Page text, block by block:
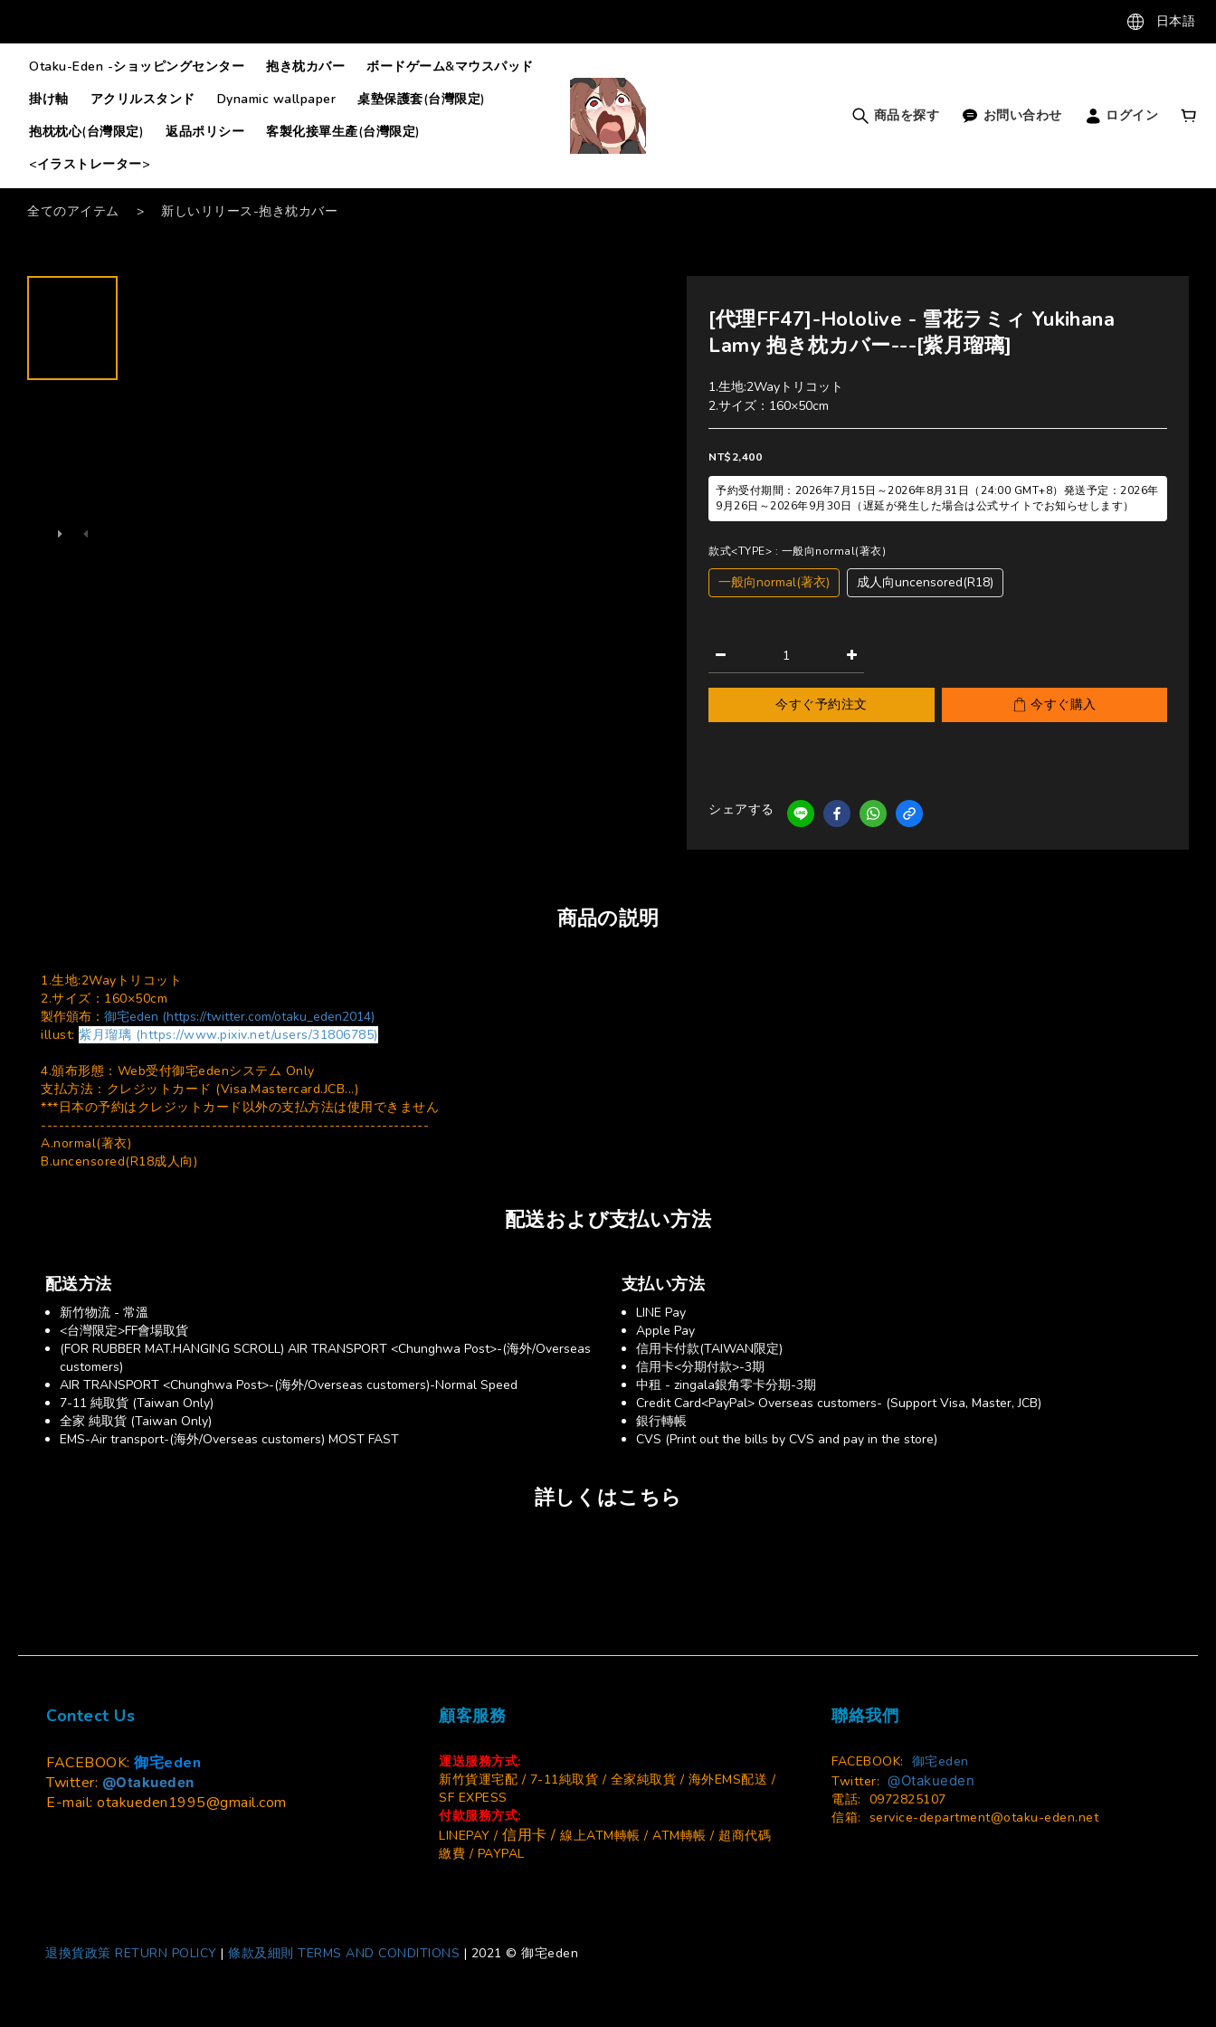
日本語
Otaku-Eden -ショッピングセンター 抱き枕カバー
ボードゲーム&マウスパッド
掛け軸
アクリルスタンド Dynamic wallpaper
桌墊保護套(台灣限定)
抱枕枕心(台灣限定)
返品ポリシー
客製化接單生產(台灣限定)
<イラストレーター>
商品を探す お問い合わせ ログイン
全てのアイテム > 新しいリリース-抱き枕カバー
[代理FF47]-Hololive - 雪花ラミィ Yukihana
Lamy 抱き枕カバー---[紫月瑠璃]
1.生地:2Wayトリコット
2.サイズ：160×50cm
NT$2,400
予約受付期間：2026年7月15日～2026年8月31日（24:00 GMT+8）発送予定：2026年
9月26日～2026年9月30日（遅延が発生した場合は公式サイトでお知らせします）
款式<TYPE> : 一般向normal(著衣)
一般向normal(著衣) 成人向uncensored(R18)
今すぐ予約注文 今すぐ購入
シェアする
商品の説明
1.生地:2Wayトリコット
2.サイズ：160×50cm
製作頒布： 御宅eden (https://twitter.com/otaku_eden2014)
illust: 紫月瑠璃 (https://www.pixiv.net/users/31806785)
4.頒布形態：Web受付御宅edenシステム Only
支払方法：クレジットカード (Visa.Mastercard.JCB...)
***日本の予約はクレジットカード以外の支払方法は使用できません
------------------------------------------------------------------
A.normal(著衣)
B.uncensored(R18成人向)
配送および支払い方法
配送方法
新竹物流 - 常溫
<台灣限定>FF會場取貨
(FOR RUBBER MAT.HANGING SCROLL) AIR TRANSPORT <Chunghwa Post>-(海外/Overseas
customers)
AIR TRANSPORT <Chunghwa Post>-(海外/Overseas customers)-Normal Speed
7-11 純取貨 (Taiwan Only)
全家 純取貨 (Taiwan Only)
EMS-Air transport-(海外/Overseas customers) MOST FAST
支払い方法
LINE Pay
Apple Pay
信用卡付款(TAIWAN限定)
信用卡<分期付款>-3期
中租 - zingala銀角零卡分期-3期
Credit Card<PayPal> Overseas customers- (Support Visa, Master, JCB)
銀行轉帳
CVS (Print out the bills by CVS and pay in the store)
詳しくはこちら
Contect Us
FACEBOOK: 御宅eden
Twitter: @Otakueden
E-mail: otakueden1995@gmail.com
顧客服務
運送服務方式:
新竹貨運宅配 / 7-11純取貨 / 全家純取貨 / 海外EMS配送 /
SF EXPESS
付款服務方式:
LINEPAY / 信用卡 / 線上ATM轉帳 / ATM轉帳 / 超商代碼
繳費 / PAYPAL
聯絡我們
FACEBOOK: 御宅eden
Twitter: @Otakueden
電話: 0972825107
信箱: service-department@otaku-eden.net
退換貨政策 RETURN POLICY | 條款及細則 TERMS AND CONDITIONS | 2021 © 御宅eden